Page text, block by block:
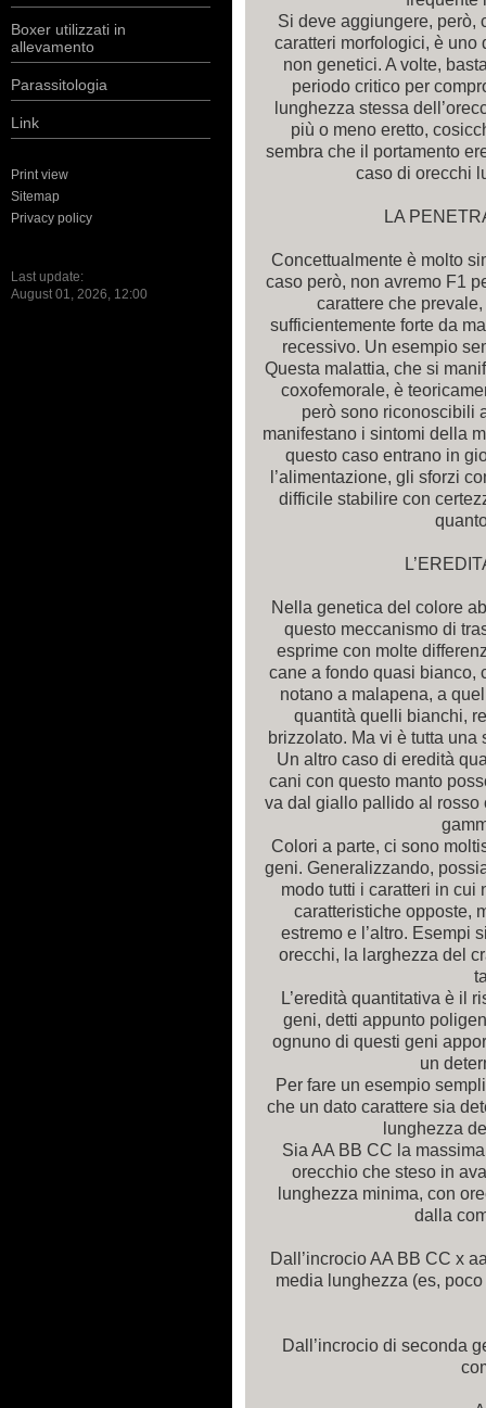
Boxer utilizzati in
allevamento
Parassitologia
Link
Print view
Sitemap
Privacy policy
Last update:
August 01, 2026, 12:00
Si deve aggiungere, però,
caratteri morfologici, è uno
non genetici. A volte,
periodo critico per
lunghezza stessa
più o meno eretto,
sembra che il portamento
caso di orecchi
LA
Concettualmente è molto
caso però, non avremo F1
carattere che
sufficientemente forte da
recessivo. Un esempio
Questa malattia, che si
coxofemorale, è
però sono riconoscibili
manifestano i sintomi della
questo caso entrano in
l’alimentazione, gli sforzi
difficile stabilire con
Nella genetica del colore
questo meccanismo di
esprime con molte
cane a fondo quasi bianco,
notano a malapena, a
quantità quelli bianchi,
brizzolato. Ma vi è tutta
Un altro caso di eredità
cani con questo manto
va dal giallo pallido al rosso
Colori a parte, ci sono
geni. Generalizzando,
modo tutti i caratteri in cui
caratteristiche opposte,
estremo e l’altro. Esempi
orecchi, la larghezza del
L’eredità quantitativa è il
geni, detti appunto
ognuno di questi geni
un
Per fare un esempio
che un dato carattere sia
lunghezza
Sia AA BB CC la
orecchio che steso in
lunghezza minima, con
dalla
Dall’incrocio AA BB CC x
media lunghezza (es,
Dall’incrocio di seconda